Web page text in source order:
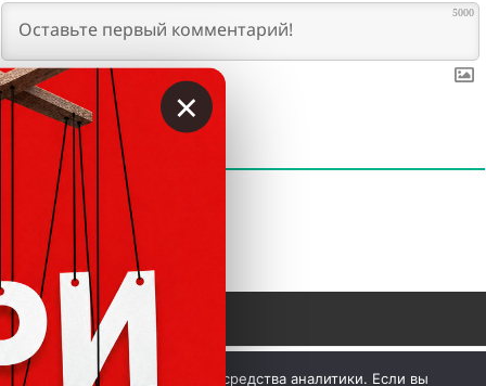
5000
КОММЕНТАРИИ
Мы используем куки и средства аналитики. Если вы
×